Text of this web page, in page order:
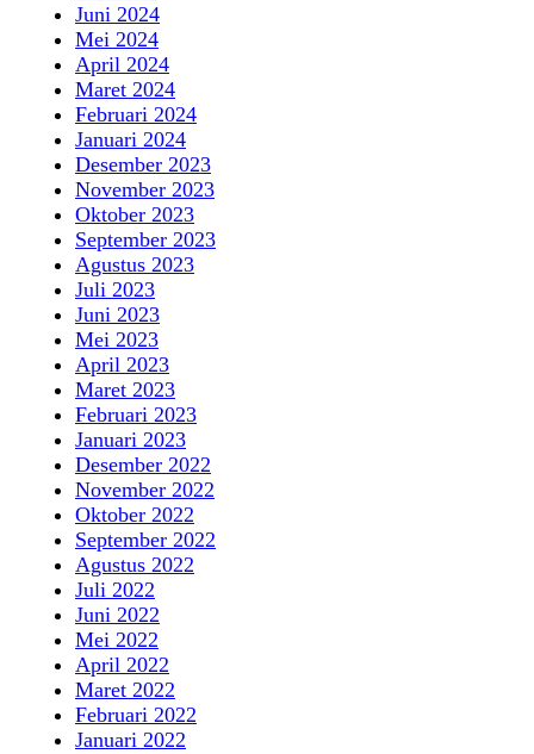
Juni 2024
Mei 2024
April 2024
Maret 2024
Februari 2024
Januari 2024
Desember 2023
November 2023
Oktober 2023
September 2023
Agustus 2023
Juli 2023
Juni 2023
Mei 2023
April 2023
Maret 2023
Februari 2023
Januari 2023
Desember 2022
November 2022
Oktober 2022
September 2022
Agustus 2022
Juli 2022
Juni 2022
Mei 2022
April 2022
Maret 2022
Februari 2022
Januari 2022